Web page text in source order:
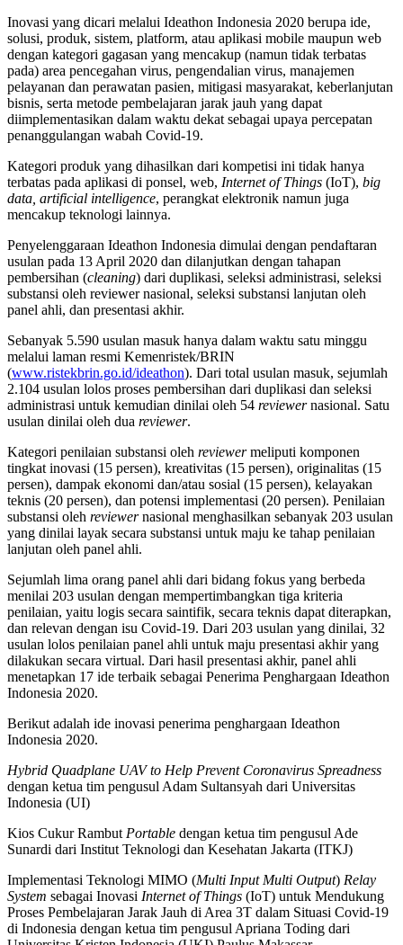
Inovasi yang dicari melalui Ideathon Indonesia 2020 berupa ide,
solusi, produk, sistem, platform, atau aplikasi mobile maupun web
dengan kategori gagasan yang mencakup (namun tidak terbatas
pada) area pencegahan virus, pengendalian virus, manajemen
pelayanan dan perawatan pasien, mitigasi masyarakat, keberlanjutan
bisnis, serta metode pembelajaran jarak jauh yang dapat
diimplementasikan dalam waktu dekat sebagai upaya percepatan
penanggulangan wabah Covid-19.
Kategori produk yang dihasilkan dari kompetisi ini tidak hanya
terbatas pada aplikasi di ponsel, web, Internet of Things (IoT), big
data, artificial intelligence, perangkat elektronik namun juga
mencakup teknologi lainnya.
Penyelenggaraan Ideathon Indonesia dimulai dengan pendaftaran
usulan pada 13 April 2020 dan dilanjutkan dengan tahapan
pembersihan (cleaning) dari duplikasi, seleksi administrasi, seleksi
substansi oleh reviewer nasional, seleksi substansi lanjutan oleh
panel ahli, dan presentasi akhir.
Sebanyak 5.590 usulan masuk hanya dalam waktu satu minggu
melalui laman resmi Kemenristek/BRIN
(www.ristekbrin.go.id/ideathon). Dari total usulan masuk, sejumlah
2.104 usulan lolos proses pembersihan dari duplikasi dan seleksi
administrasi untuk kemudian dinilai oleh 54 reviewernasional. Satu
usulan dinilai oleh dua reviewer.
Kategori penilaian substansi oleh reviewermeliputi komponen
tingkat inovasi (15 persen), kreativitas (15 persen), originalitas (15
persen), dampak ekonomi dan/atau sosial (15 persen), kelayakan
teknis (20 persen), dan potensi implementasi (20 persen). Penilaian
substansi oleh reviewernasional menghasilkan sebanyak 203 usulan
yang dinilai layak secara substansi untuk maju ke tahap penilaian
lanjutan oleh panel ahli.
Sejumlah lima orang panel ahli dari bidang fokus yang berbeda
menilai 203 usulan dengan mempertimbangkan tiga kriteria
penilaian, yaitu logis secara saintifik, secara teknis dapat diterapkan,
dan relevan dengan isu Covid-19. Dari 203 usulan yang dinilai, 32
usulan lolos penilaian panel ahli untuk maju presentasi akhir yang
dilakukan secara virtual. Dari hasil presentasi akhir, panel ahli
menetapkan 17 ide terbaik sebagai Penerima Penghargaan Ideathon
Indonesia 2020.
Berikut adalah ide inovasi penerima penghargaan Ideathon
Indonesia 2020.
Hybrid Quadplane UAV to Help Prevent Coronavirus Spreadness
dengan ketua tim pengusul Adam Sultansyah dari Universitas
Indonesia (UI)
Kios Cukur Rambut Portable dengan ketua tim pengusul Ade
Sunardi dari Institut Teknologi dan Kesehatan Jakarta (ITKJ)
Implementasi Teknologi MIMO (Multi Input Multi Output) Relay
System sebagai Inovasi Internet of Things (IoT) untuk Mendukung
Proses Pembelajaran Jarak Jauh di Area 3T dalam Situasi Covid-19
di Indonesia dengan ketua tim pengusul Apriana Toding dari